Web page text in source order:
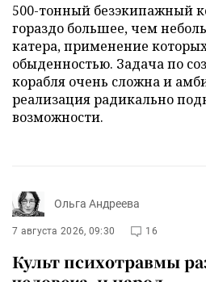
500-тонный безэкипажный
гораздо большее, чем
катера, применение
обыденностью. Задача по
корабля очень сложна и
реализация радикально
возможности.
Ольга Андреева
7 августа 2026, 09:30 16
Культ психотравмы